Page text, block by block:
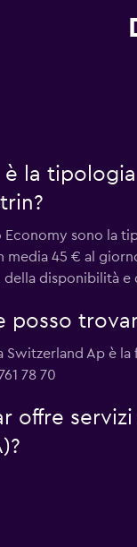
è la
Economy sono la
media 45 € al
della disponibilità
posso
Switzerland Ap è
78 70
offre